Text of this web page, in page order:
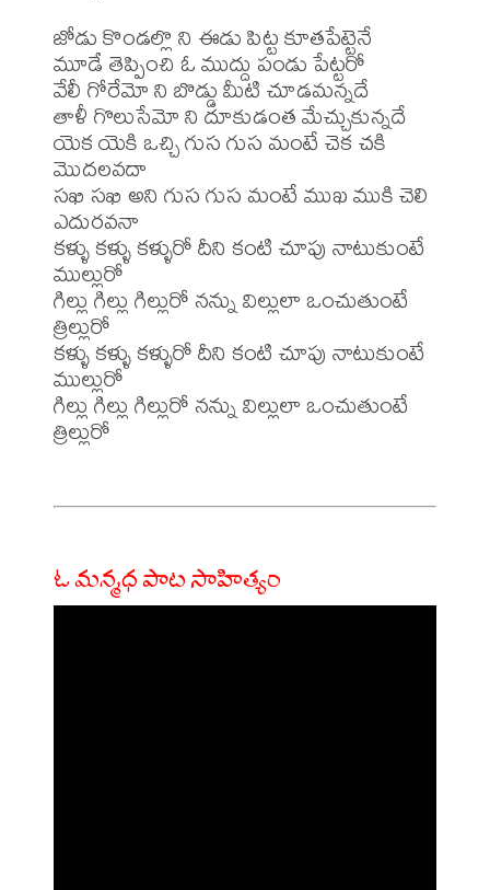
జోడు కొండల్లొ ని ఈడు పిట్ట కూతపేట్టెనే
మూడే తెప్పించి ఓ ముద్దు పండు పేట్టరో
వేలీ గోరేమో ని బొడ్డు మీటి చూడమన్నదే
తాళీ గొలుసేమో ని దూకుడంత మేచ్చుకున్నదే
యెక యెకి ఒచ్చి గుస గుస మంటే చెక చకి
మొదలవదా
సఖి సఖి అని గుస గుస మంటే ముఖ ముకి చెలి
ఎదురవనా
కళ్ళు కళ్ళు కళ్ళురో దీని కంటి చూపు నాటుకుంటే
ముల్లురో
గిల్లు గిల్లు గిల్లురో నన్ను విల్లులా ఒంచుతుంటే
త్రిల్లురో
కళ్ళు కళ్ళు కళ్ళురో దీని కంటి చూపు నాటుకుంటే
ముల్లురో
గిల్లు గిల్లు గిల్లురో నన్ను విల్లులా ఒంచుతుంటే
త్రిల్లురో
ఓ మన్మధ పాట సాహిత్యం